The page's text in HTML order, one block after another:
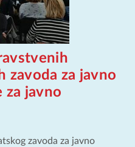
zavoda za javno
za javno
zavoda za javno